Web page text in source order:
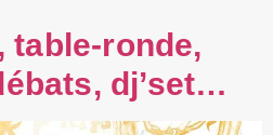
table-ronde,
dj’set…